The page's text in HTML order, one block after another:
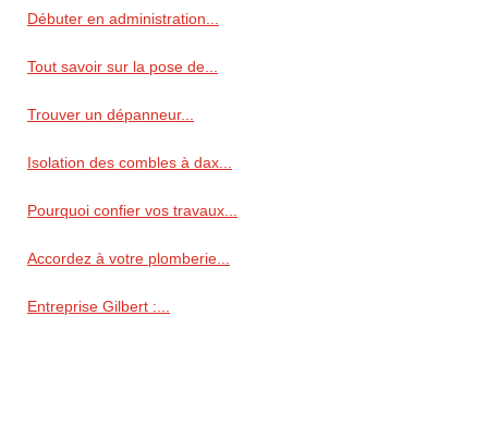
Débuter en administration...
Tout savoir sur la pose de...
Trouver un dépanneur...
Isolation des combles à dax...
Pourquoi confier vos travaux...
Accordez à votre plomberie...
Entreprise Gilbert :...